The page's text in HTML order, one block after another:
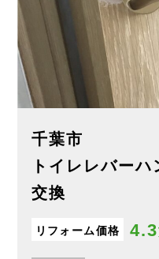
千葉市
トイレレバーハ
交換
リフォーム価格 4.3